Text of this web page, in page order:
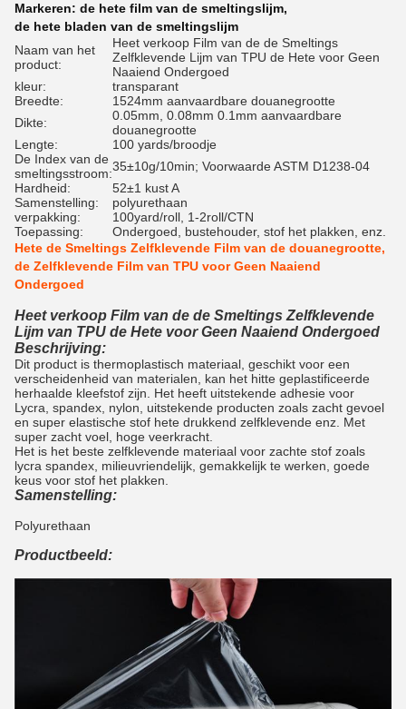
Markeren: de hete film van de smeltingslijm,
de hete bladen van de smeltingslijm
Naam van het
product:
Heet verkoop Film van de de Smeltings
Zelfklevende Lijm van TPU de Hete voor Geen
Naaiend Ondergoed
kleur:
transparant
Breedte:
1524mm aanvaardbare douanegrootte
Dikte:
0.05mm, 0.08mm 0.1mm aanvaardbare
douanegrootte
Lengte:
100 yards/broodje
De Index van de
smeltingsstroom:35±10g/10min; Voorwaarde ASTM D1238-04
Hardheid:
52±1 kust A
Samenstelling:
polyurethaan
verpakking:
100yard/roll, 1-2roll/CTN
Toepassing:
Ondergoed, bustehouder, stof het plakken, enz.
Hete de Smeltings Zelfklevende Film van de douanegrootte,
de Zelfklevende Film van TPU voor Geen Naaiend
Ondergoed
Heet verkoop Film van de de Smeltings Zelfklevende
Lijm van TPU de Hete voor Geen Naaiend Ondergoed
Beschrijving:
Dit product is thermoplastisch materiaal, geschikt voor een
verscheidenheid van materialen, kan het hitte geplastificeerde
herhaalde kleefstof zijn. Het heeft uitstekende adhesie voor
Lycra, spandex, nylon, uitstekende producten zoals zacht gevoel
en super elastische stof hete drukkend zelfklevende enz. Met
super zacht voel, hoge veerkracht.
Het is het beste zelfklevende materiaal voor zachte stof zoals
lycra spandex, milieuvriendelijk, gemakkelijk te werken, goede
keus voor stof het plakken.
Samenstelling:
Polyurethaan
Productbeeld: